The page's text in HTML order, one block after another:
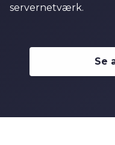
servernetværk.
Se